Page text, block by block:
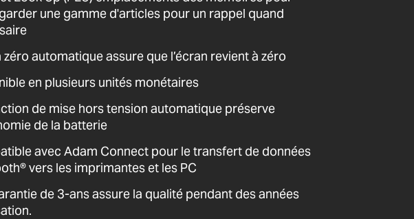
une gamme d'articles pour un rappel quand
zéro automatique assure que l’écran revient à zéro
en plusieurs unités monétaires
de mise hors tension automatique préserve
de la batterie
avec Adam Connect pour le transfert de données
vers les imprimantes et les PC
de 3-ans assure la qualité pendant des années